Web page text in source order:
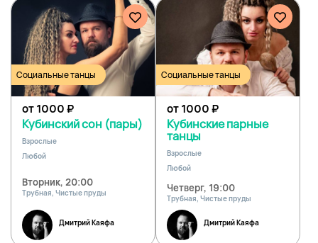
Социальные танцы
от 1000₽
Кубинский сон (пары)
Взрослые
Любой
Вторник, 20:00
Трубная, Чистые пруды
Дмитрий Каяфа
Социальные танцы
от 1000₽
Кубинские парные
танцы
Взрослые
Любой
Четверг, 19:00
Трубная, Чистые пруды
Дмитрий Каяфа